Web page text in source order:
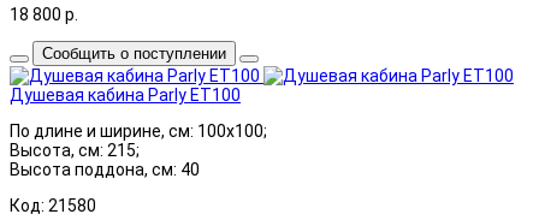
18 800 р.
Сообщить о поступлении
Душевая кабина Parly ET100
По длине и ширине, см: 100x100;
Высота, см: 215;
Высота поддона, см: 40
Код: 21580